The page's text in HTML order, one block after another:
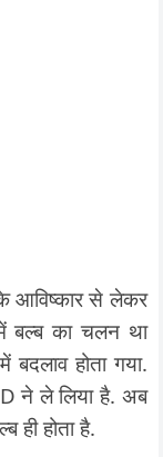
आविष्कार से लेकर
का चलन था
होता गया.
ने ले लिया है. अब
ही होता है.